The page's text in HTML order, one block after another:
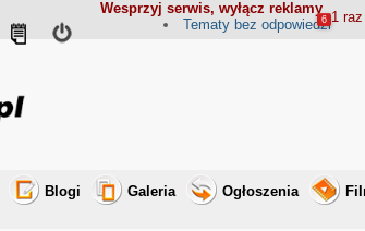
Wesprzyj serwis, wyłącz reklamy
1 raz
Tematy bez odpowiedzi
6
Blogi Galeria Ogłoszenia